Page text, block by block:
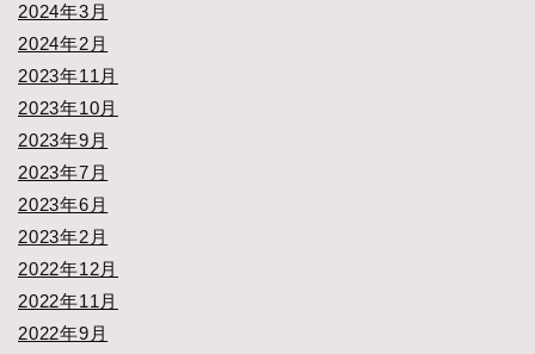
2024年3月
2024年2月
2023年11月
2023年10月
2023年9月
2023年7月
2023年6月
2023年2月
2022年12月
2022年11月
2022年9月